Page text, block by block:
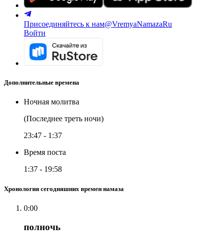
Присоединяйтесь к нам@VremyaNamazaRu
Войти
Дополнительные времена
Ночная молитва
(Последнее треть ночи)
23:47 - 1:37
Время поста
1:37 - 19:58
Хронология сегодняшних времен намаза
0:00
полночь